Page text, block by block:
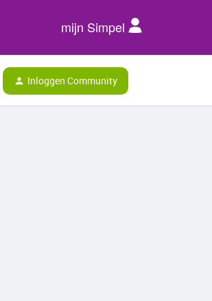
mijn Simpel
Inloggen Community